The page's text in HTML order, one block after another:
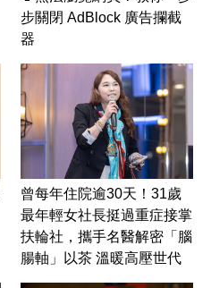
步關閉 AdBlock 廣告攔截
器
曾每年住院逾30天！31歲
最年輕女社長挺過重症接掌
扶輪社，攜手名醫解密「腦
腸軸」以茶 溫暖高壓世代